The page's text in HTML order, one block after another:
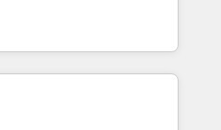
and 2,000+
expertise across marketing,
partner that can help you
with your teams to
and improve user
and marketing results.
and optimising your